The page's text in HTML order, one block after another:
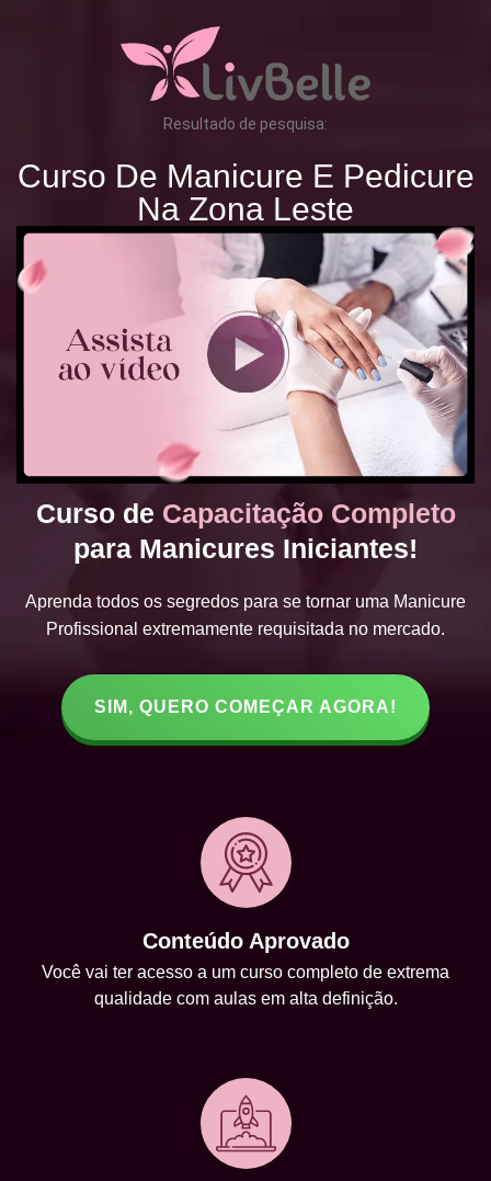
Resultado de pesquisa:
Curso De Manicure E Pedicure
Na Zona Leste
Curso de Capacitação Completo
para Manicures Iniciantes!
Aprenda todos os segredos para se tornar uma Manicure
Profissional extremamente requisitada no mercado.
SIM, QUERO COMEÇAR AGORA!
Conteúdo Aprovado
Você vai ter acesso a um curso completo de extrema
qualidade com aulas em alta definição.